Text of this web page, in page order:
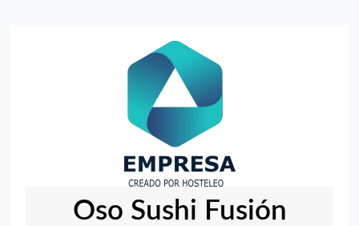
Oso Sushi Fusión